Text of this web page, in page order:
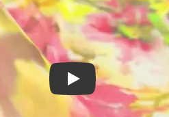
Play Video